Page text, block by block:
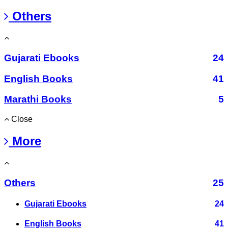
Others
Gujarati Ebooks
24
English Books
41
Marathi Books
5
Close
More
Others 25
Gujarati Ebooks 24
English Books 41